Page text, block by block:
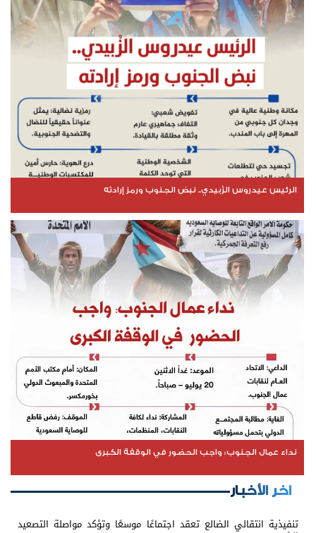
الرئيس عيدروس الزُبيدي.. نبض الجنوب ورمز إرادته
نداء عمال الجنوب: واجب الحضور في الوقفة الكبرى
اخر الأخبار
تنفيذية انتقالي الضالع تعقد اجتماعًا موسعًا وتؤكد مواصلة التصعيد